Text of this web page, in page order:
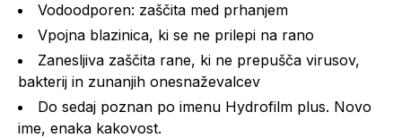
Vodoodporen: zaščita med prhanjem
Vpojna blazinica, ki se ne prilepi na rano
Zanesljiva zaščita rane, ki ne prepušča virusov,
bakterij in zunanjih onesnaževalcev
Do sedaj poznan po imenu Hydrofilm plus. Novo
ime, enaka kakovost.